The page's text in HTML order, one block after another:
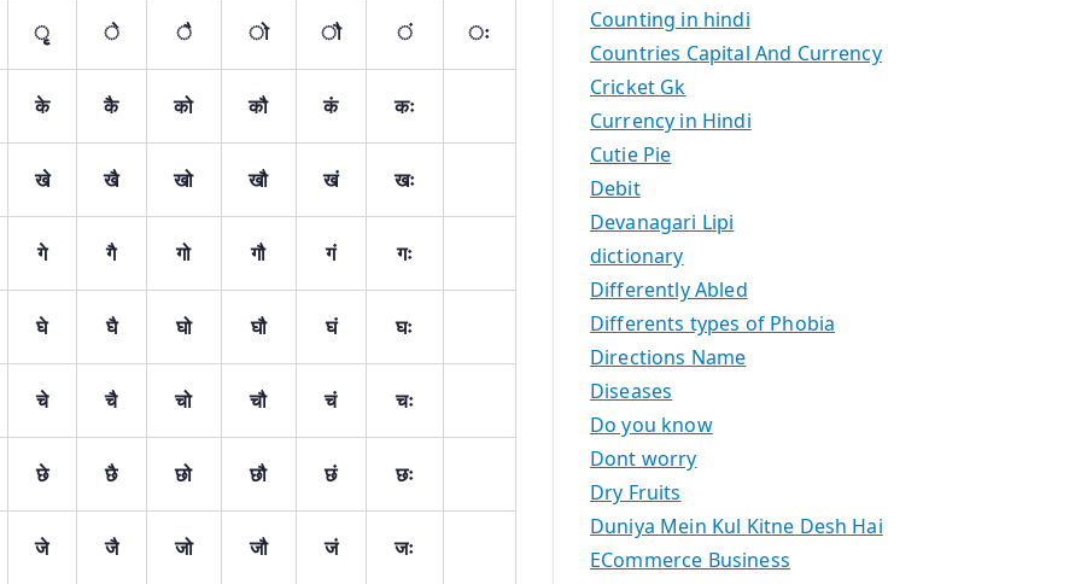
ृृ े ै ो ौ ं ः
के कै को कौ कं कः
खे खै खो खौ खं खः
गे गै गो गौ गं गः
घे घै घो घौ घं घः
चे चै चो चौ चं चः
छे छै छो छौ छं छः
जे जै जो जौ जं जः
Counting in hindi
Countries Capital And Currency
Cricket Gk
Currency in Hindi
Cutie Pie
Debit
Devanagari Lipi
dictionary
Differently Abled
Differents types of Phobia
Directions Name
Diseases
Do you know
Dont worry
Dry Fruits
Duniya Mein Kul Kitne Desh Hai
ECommerce Business